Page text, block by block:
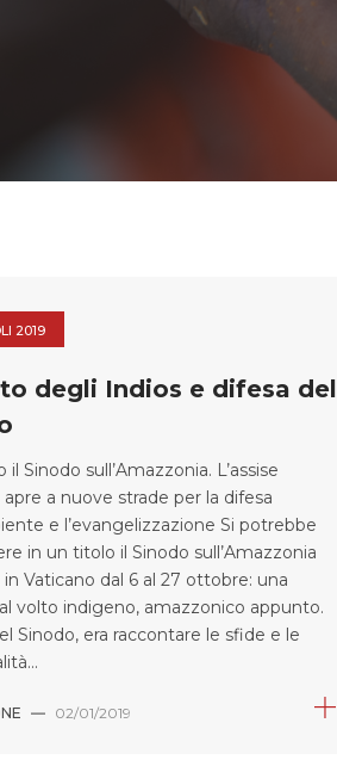
2019
degli Indios e difesa del
il Sinodo sull’Amazzonia. L’assise
a nuove strade per la difesa
e l’evangelizzazione Si potrebbe
in un titolo il Sinodo sull’Amazzonia
Vaticano dal 6 al 27 ottobre: una
volto indigeno, amazzonico appunto.
Sinodo, era raccontare le sfide e le
— 02/01/2019